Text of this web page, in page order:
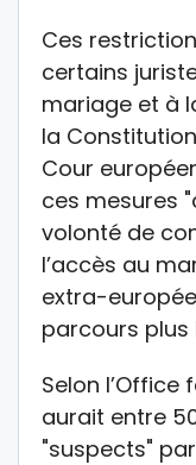
Ces
certains
mariage et à
la
Cour
ces mesures
volonté de
l’accès au
extra-
parcours plus
Selon l’Office
aurait entre
"suspects"